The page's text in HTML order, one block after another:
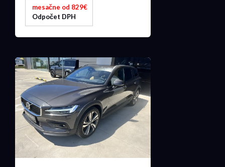
mesačne od 829€
Odpočet DPH